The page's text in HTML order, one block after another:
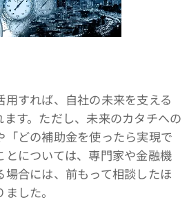
すれば、自社の未来を支える
す。ただし、未来のカタチへの
「どの補助金を使ったら実現で
とについては、専門家や金融機
合には、前もって相談したほ
した。